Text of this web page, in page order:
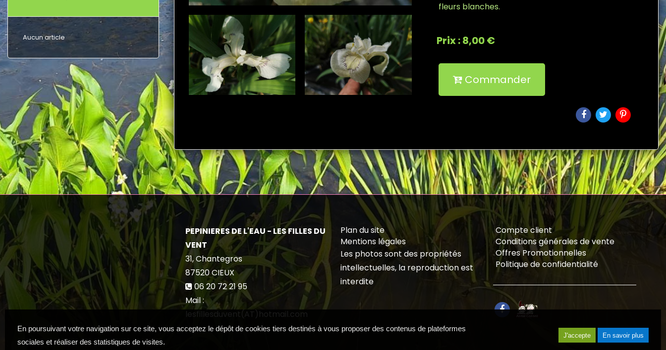
fleurs blanches.
Prix : 8,00 €
Commander
Aucun article
PEPINIERES DE L'EAU - LES FILLES DU
VENT
31, Chantegros
87520CIEUX
06 20 72 21 95
Mail :
lesfillesduvent(AT)hotmail.com
Plan du site
Mentions légales
Les photos sont des propriétés
intellectuelles, la reproduction est
interdite
Compte client
Conditions générales de vente
Offres Promotionnelles
Politique de confidentialité
En poursuivant votre navigation sur ce site, vous acceptez le dépôt de cookies tiers destinés à vous proposer des contenus de plateformes
sociales et réaliser des statistiques de visites.
J'accepte En savoir plus